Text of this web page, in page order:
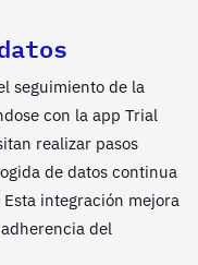
seguimiento de la
con la app Trial
realizar pasos
de datos continua
integración mejora
del